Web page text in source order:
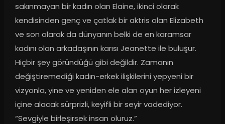
sakınmayan bir kadın olan Elaine, ikinci olarak
kendisinden genç ve çatlak bir aktris olan Elizabeth
ve son olarak da dünyanın belki de en karamsar
kadını olan arkadaşının karısı Jeanette ile buluşur.
Hiçbir şey göründüğü gibi değildir. Zamanın
değiştiremediği kadın-erkek ilişkilerini yepyeni bir
vizyonla, yine ve yeniden ele alan oyun her izleyeni
içine alacak sürprizli, keyifli bir seyir vadediyor.
“Sevgiyle birleşirsek insan oluruz.”